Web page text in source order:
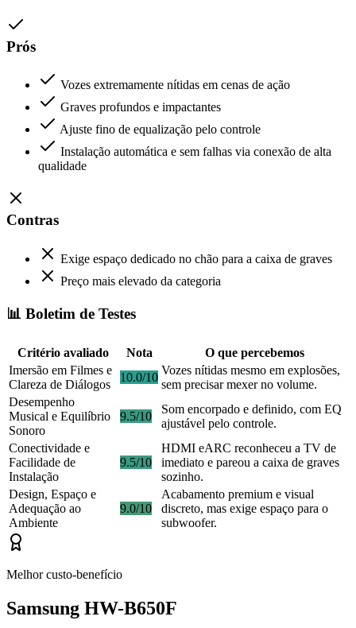
Prós
Vozes extremamente nítidas em cenas de ação
Graves profundos e impactantes
Ajuste fino de equalização pelo controle
Instalação automática e sem falhas via conexão de alta
qualidade
Contras
Exige espaço dedicado no chão para a caixa de graves
Preço mais elevado da categoria
📊 Boletim de Testes
Critério avaliado Nota
O que percebemos
Imersão em Filmes e
Clareza de Diálogos
10.0/10
Vozes nítidas mesmo em explosões,
sem precisar mexer no volume.
Desempenho
Musical e Equilíbrio
Sonoro
9.5/10
Som encorpado e definido, com EQ
ajustável pelo controle.
Conectividade e
Facilidade de
Instalação
9.5/10
HDMI eARC reconheceu a TV de
imediato e pareou a caixa de graves
sozinho.
Design, Espaço e
Adequação ao
Ambiente
9.0/10
Acabamento premium e visual
discreto, mas exige espaço para o
subwoofer.
Melhor custo-benefício
Samsung HW-B650F